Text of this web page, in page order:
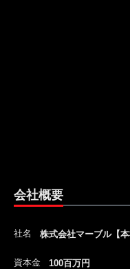
会社概要
社名 株式会社マーブル【本
資本金 100百万円